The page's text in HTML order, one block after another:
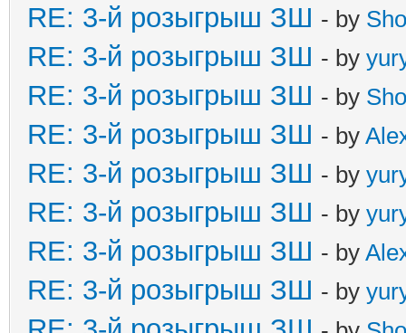
RE: 3-й розыгрыш ЗШ - by
RE: 3-й розыгрыш ЗШ - by
RE: 3-й розыгрыш ЗШ - by
RE: 3-й розыгрыш ЗШ - by
RE: 3-й розыгрыш ЗШ - by
RE: 3-й розыгрыш ЗШ - by
RE: 3-й розыгрыш ЗШ - by
RE: 3-й розыгрыш ЗШ - by